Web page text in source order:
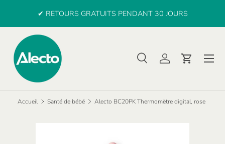
ALLER AU CONTENU
✔ RETOURS GRATUITS PENDANT 30 JOURS
Recherche
Rechercher
RechercheSe connecter
Panier
Menu
Accueil Santé de bébé Alecto BC20PK Thermomètre digital, rose